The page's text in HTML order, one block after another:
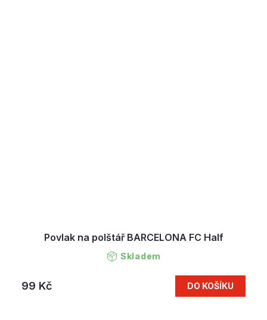
Povlak na polštář BARCELONA FC Half
Skladem
99 Kč DO KOŠÍKU